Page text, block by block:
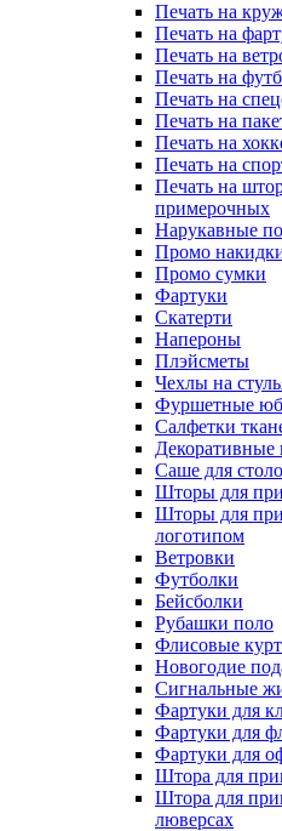
Печать на
Печать на
Печать на
Печать на
Печать на
Печать на
Печать на
Печать на
Печать на
примерочных
Нарукавные
Промо
Промо сумки
Фартуки
Скатерти
Напероны
Плэйсметы
Чехлы на
Фуршетные
Салфетки
Саше для
Шторы для
Шторы для
логотипом
Ветровки
Футболки
Бейсболки
Рубашки поло
Флисовые
Новогодие
Сигнальные
Фартуки для
Фартуки для
Фартуки для
Штора для
Штора для
люверсах